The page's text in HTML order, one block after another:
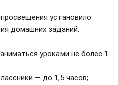
установило
домашних заданий:
уроками не более 1
— до 1,5 часов;